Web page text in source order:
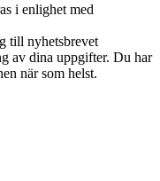
i enlighet med
till nyhetsbrevet
av dina uppgifter. Du har
när som helst.